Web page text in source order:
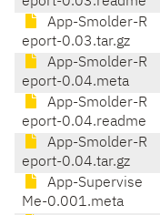
App-Smolder-R
eport-0.03.tar.gz
App-Smolder-R
eport-0.04.meta
App-Smolder-R
eport-0.04.readme
App-Smolder-R
eport-0.04.tar.gz
App-Supervise
Me-0.001.meta